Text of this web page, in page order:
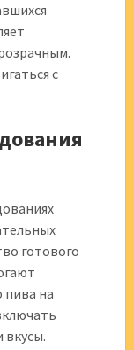
с
готового
пива на
вкусы.